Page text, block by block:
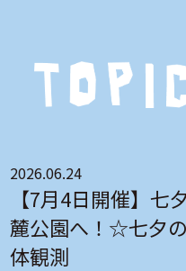
2026.06.24
【7月4日開催】七
麓公園へ！☆七夕
体観測